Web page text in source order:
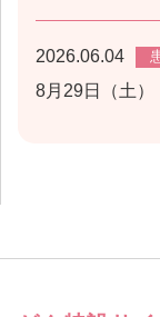
2026.06.04
8月29日（土）